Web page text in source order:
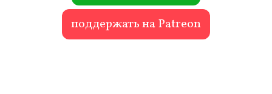
поддержать на Patreon